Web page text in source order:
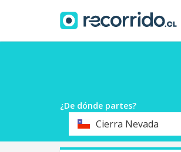
¿De dónde partes?
OrigenCierra Nevada